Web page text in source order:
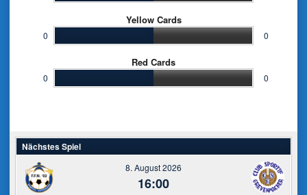
Yellow Cards
0 0
Red Cards
0 0
Nächstes Spiel
8. August 2026
16:00